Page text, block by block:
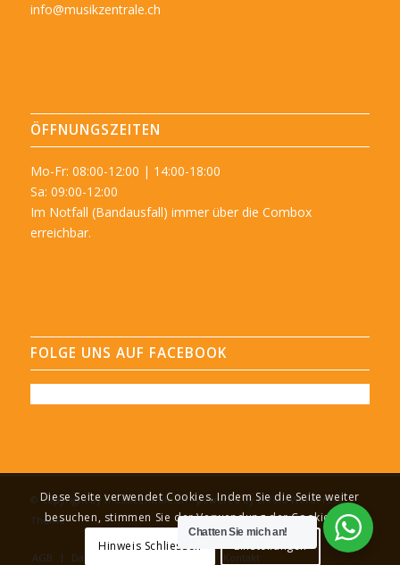
info@musikzentrale.ch
ÖFFNUNGSZEITEN
Mo-Fr: 08:00-12:00 | 14:00-18:00
Sa: 09:00-12:00
Im Notfall (Bandausfall) immer über die Combox
erreichbar.
FOLGE UNS AUF FACEBOOK
© Copyright by musikzentrale.ch -powered by Enfold WordPress
Theme
AGB Datenschutz Kontakt
Diese Seite verwendet Cookies. Indem Sie die Seite weiter
besuchen, stimmen Sie der Verwendung der Cookies zu.
Hinweis Schliessen
Einstellungen
Chatten Sie mich an!